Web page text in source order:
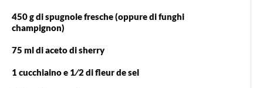
450 g di spugnole fresche (oppure di funghi
champignon)
75 ml di aceto di sherry
1 cucchiaino e 1⁄2 di fleur de sel